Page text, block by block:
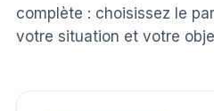
complète : choisissez le
votre situation et votre